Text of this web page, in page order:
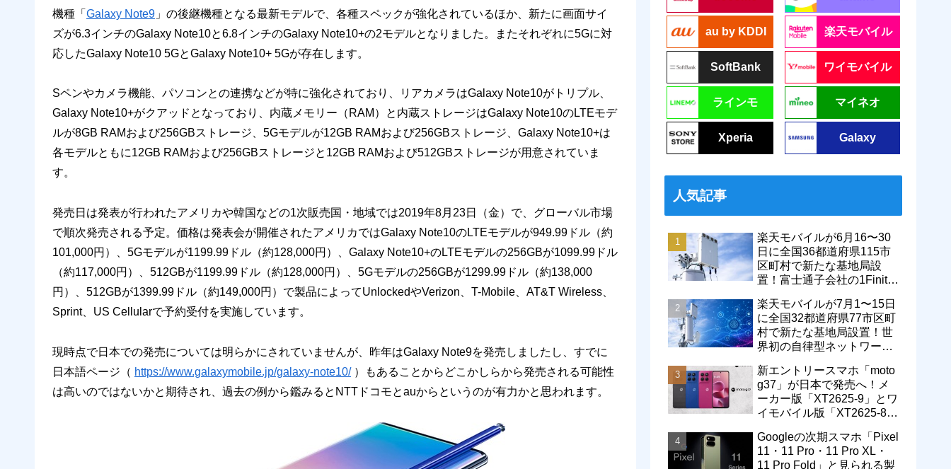
機種「 Galaxy Note9 」の後継機種となる最新モデルで、各種スペックが強化されているほか、新たに画面サイ
ズが6.3インチのGalaxy Note10と6.8インチのGalaxy Note10+の2モデルとなりました。またそれぞれに5Gに対
応したGalaxy Note10 5GとGalaxy Note10+ 5Gが存在します。
Sペンやカメラ機能、パソコンとの連携などが特に強化されており、リアカメラはGalaxy Note10がトリプル、
Galaxy Note10+がクアッドとなっており、内蔵メモリー（RAM）と内蔵ストレージはGalaxy Note10のLTEモデ
ルが8GB RAMおよび256GBストレージ、5Gモデルが12GB RAMおよび256GBストレージ、Galaxy Note10+は
各モデルともに12GB RAMおよび256GBストレージと12GB RAMおよび512GBストレージが用意されていま
す。
発売日は発表が行われたアメリカや韓国などの1次販売国・地域では2019年8月23日（金）で、グローバル市場
で順次発売される予定。価格は発表会が開催されたアメリカではGalaxy Note10のLTEモデルが949.99ドル（約
101,000円）、5Gモデルが1199.99ドル（約128,000円）、Galaxy Note10+のLTEモデルの256GBが1099.99ドル
（約117,000円）、512GBが1199.99ドル（約128,000円）、5Gモデルの256GBが1299.99ドル（約138,000
円）、512GBが1399.99ドル（約149,000円）で製品によってUnlockedやVerizon、T-Mobile、AT&T Wireless、
Sprint、US Cellularで予約受付を実施しています。
現時点で日本での発売については明らかにされていませんが、昨年はGalaxy Note9を発売しましたし、すでに
日本語ページ（ https://www.galaxymobile.jp/galaxy-note10/）もあることからどこかしらから発売される可能性
は高いのではないかと期待され、過去の例から鑑みるとNTTドコモとauからというのが有力かと思われます。
au by KDDI 楽天モバイル
SoftBank ワイモバイル
ラインモ マイネオ
Xperia Galaxy
人気記事
楽天モバイルが6月16〜30
日に全国36都道府県115市
区町村で新たな基地局設
置！富士通子会社の1Finity
エリアが拡大
楽天モバイルが7月1〜15日
に全国32都道府県77市区町
村で新たな基地局設置！世
界初の自律型ネットワーク
通信品質も改善
新エントリースマホ「moto
g37」が日本で発売へ！メ
ーカー版「XT2625-9」とワ
イモバイル版「XT2625-8」
Googleの次期スマホ「Pixel
11・11 Pro・11 Pro XL・
11 Pro Fold」と見られる製